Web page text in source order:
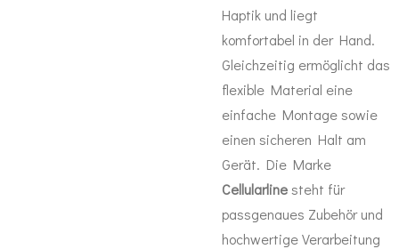
Haptik und liegt
komfortabel in der Hand.
Gleichzeitig ermöglicht das
flexible Material eine
einfache Montage sowie
einen sicheren Halt am
Gerät. Die Marke
Cellularlinesteht für
passgenaues Zubehör und
hochwertige Verarbeitung